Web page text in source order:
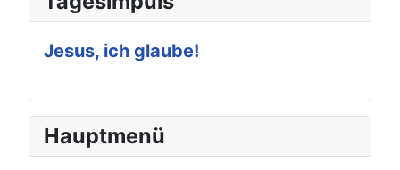
Jesus, ich glaube!
Hauptmenü